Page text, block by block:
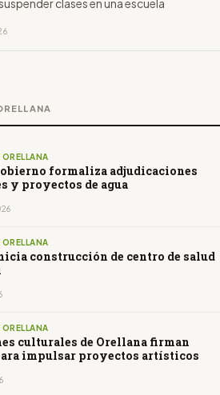
clases en una escuela
formaliza adjudicaciones
y proyectos de agua
construcción de centro de salud
culturales de Orellana firman
impulsar proyectos artísticos